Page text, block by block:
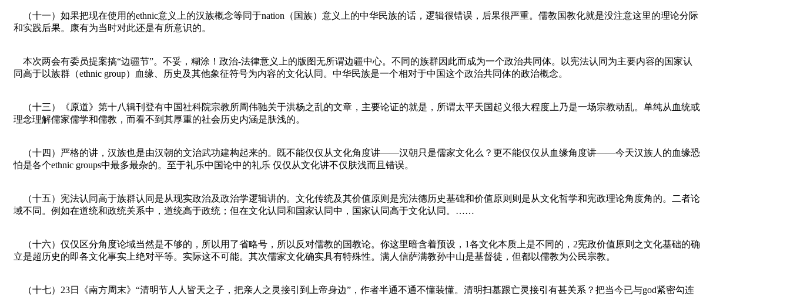
（十一）如果把现在使用的ethnic意义上的汉族概念等同于nation（国族）意义上的中华民族的话，逻辑很错误，后果很严重。儒教国教化就是没注意这里的理论分际
和实践后果。康有为当时对此还是有所意识的。
本次两会有委员提案搞“边疆节”。不妥，糊涂！政治-法律意义上的版图无所谓边疆中心。不同的族群因此而成为一个政治共同体。以宪法认同为主要内容的国家认
同高于以族群（ethnic group）血缘、历史及其他象征符号为内容的文化认同。中华民族是一个相对于中国这个政治共同体的政治概念。
（十三）《原道》第十八辑刊登有中国社科院宗教所周伟驰关于洪杨之乱的文章，主要论证的就是，所谓太平天国起义很大程度上乃是一场宗教动乱。单纯从血统或
理念理解儒家儒学和儒教，而看不到其厚重的社会历史内涵是肤浅的。
（十四）严格的讲，汉族也是由汉朝的文治武功建构起来的。既不能仅仅从文化角度讲——汉朝只是儒家文化么？更不能仅仅从血缘角度讲——今天汉族人的血缘恐
怕是各个ethnic groups中最多最杂的。至于礼乐中国论中的礼乐 仅仅从文化讲不仅肤浅而且错误。
（十五）宪法认同高于族群认同是从现实政治及政治学逻辑讲的。文化传统及其价值原则是宪法德历史基础和价值原则则是从文化哲学和宪政理论角度角的。二者论
域不同。例如在道统和政统关系中，道统高于政统；但在文化认同和国家认同中，国家认同高于文化认同。……
（十六）仅仅区分角度论域当然是不够的，所以用了省略号，所以反对儒教的国教论。你这里暗含着预设，1各文化本质上是不同的，2宪政价值原则之文化基础的确
立是超历史的即各文化事实上绝对平等。实际这不可能。其次儒家文化确实具有特殊性。满人信萨满教孙中山是基督徒，但都以儒教为公民宗教。
（十七）23日《南方周末》“清明节人人皆天之子，把亲人之灵接引到上帝身边”，作者半通不通不懂装懂。清明扫墓跟亡灵接引有甚关系？把当今已与god紧密勾连